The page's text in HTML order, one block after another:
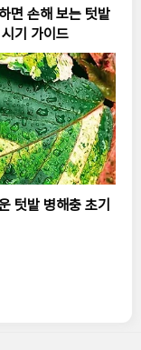
면 손해 보는 텃밭
기 가이드
텃밭 병해충 초기